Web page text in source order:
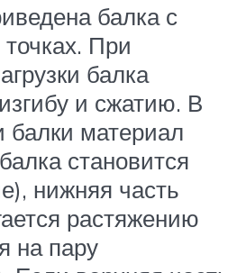
балка с
При
балка
и сжатию. В
балки материал
становится
нижняя часть
растяжению
на пару